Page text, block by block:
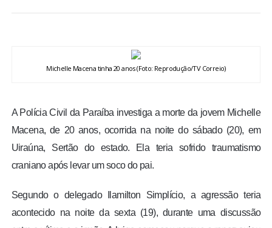
ENQUETE
TV LPB
FOTOS
Michelle Macena tinha 20 anos (Foto: Reprodução/TV Correio)
A Polícia Civil da Paraíba investiga a morte da jovem Michelle
Macena, de 20 anos, ocorrida na noite do sábado (20), em
Uiraúna, Sertão do estado. Ela teria sofrido traumatismo
craniano após levar um soco do pai.
Segundo o delegado Ilamilton Simplício, a agressão teria
acontecido na noite da sexta (19), durante uma discussão